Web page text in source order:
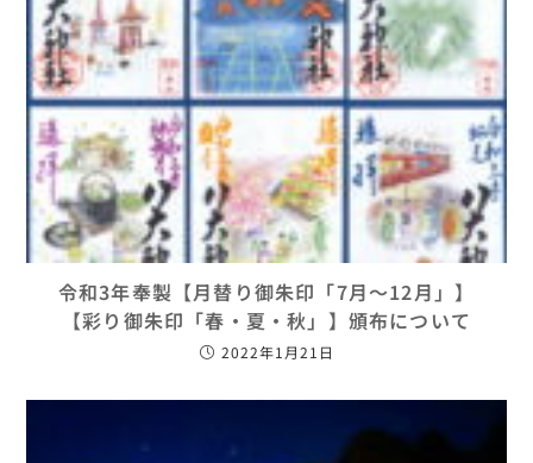
令和3年奉製【月替り御朱印「7月～12月」】
【彩り御朱印「春・夏・秋」】頒布について
2022年1月21日